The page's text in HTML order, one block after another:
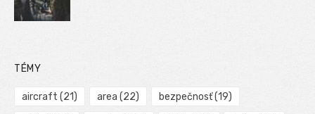
TÉMY
aircraft (21) area (22) bezpečnosť(19)